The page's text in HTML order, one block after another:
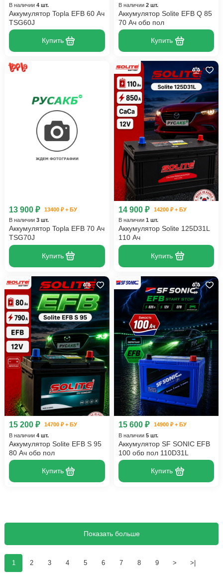
В наличии 4 шт.
Аккумулятор Topla EFB 60 Ач
TSG60J
Купить
В наличии 2 шт.
Аккумулятор Solite EFB Q 85
70 Ач обр пол
Купить
13 900 ₽
13400 ₽ + БУ
В наличии 3 шт.
Аккумулятор Topla EFB 70 Ач
TSG70J
Купить
14 900 ₽
14200 ₽ + БУ
В наличии 1 шт.
Аккумулятор Solite 125D31L
110 Ач
Купить
15 200 ₽
14700 ₽ + БУ
В наличии 4 шт.
Аккумулятор Solite EFB S 95
80 Ач обр пол
Купить
15 600 ₽
14900 ₽ + БУ
В наличии 5 шт.
Аккумулятор SF SONIC EFB
100 обр пол 110D31L
Купить
1 2 3 4 5 6 7 8 9 > >|
Показать больше